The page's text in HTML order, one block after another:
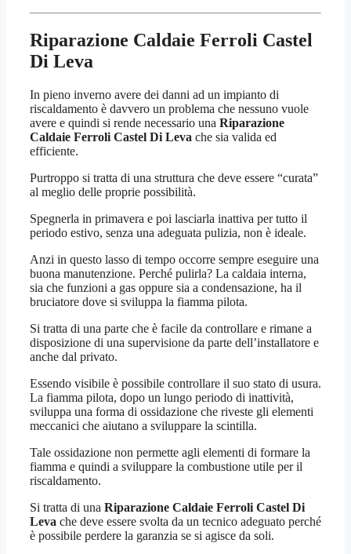
Riparazione Caldaie Ferroli Castel
Di Leva
In pieno inverno avere dei danni ad un impianto di
riscaldamento è davvero un problema che nessuno vuole
avere e quindi si rende necessario una Riparazione
Caldaie Ferroli Castel Di Leva che sia valida ed
efficiente.
Purtroppo si tratta di una struttura che deve essere “curata”
al meglio delle proprie possibilità.
Spegnerla in primavera e poi lasciarla inattiva per tutto il
periodo estivo, senza una adeguata pulizia, non è ideale.
Anzi in questo lasso di tempo occorre sempre eseguire una
buona manutenzione. Perché pulirla? La caldaia interna,
sia che funzioni a gas oppure sia a condensazione, ha il
bruciatore dove si sviluppa la fiamma pilota.
Si tratta di una parte che è facile da controllare e rimane a
disposizione di una supervisione da parte dell’installatore e
anche dal privato.
Essendo visibile è possibile controllare il suo stato di usura.
La fiamma pilota, dopo un lungo periodo di inattività,
sviluppa una forma di ossidazione che riveste gli elementi
meccanici che aiutano a sviluppare la scintilla.
Tale ossidazione non permette agli elementi di formare la
fiamma e quindi a sviluppare la combustione utile per il
riscaldamento.
Si tratta di una Riparazione Caldaie Ferroli Castel Di
Leva che deve essere svolta da un tecnico adeguato perché
è possibile perdere la garanzia se si agisce da soli.